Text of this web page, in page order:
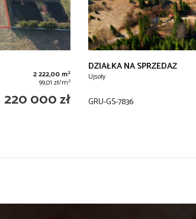
2 222,00 m2
99,01 zł/m2
220 000 zł
DZIAŁKA NA SPRZEDAŻ
Ujsoły
GRU-GS-7836